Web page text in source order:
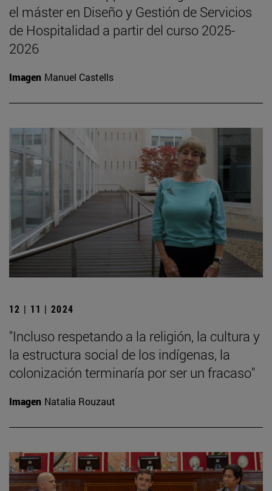
el máster en Diseño y Gestión de Servicios
de Hospitalidad a partir del curso 2025-
2026
Imagen Manuel Castells
12 | 11 | 2024
"Incluso respetando a la religión, la cultura y
la estructura social de los indígenas, la
colonización terminaría por ser un fracaso"
Imagen Natalia Rouzaut